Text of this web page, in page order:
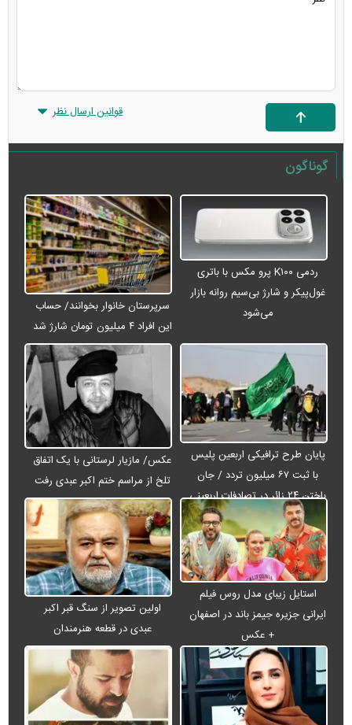
قوانین ارسال نظر
گوناگون
ردمی K۱۰۰ پرو مکس با باتری
غول‌پیکر و شارژ بی‌سیم روانه بازار
می‌شود
سرپرستان خانوار بخوانند/ حساب
این افراد ۴ میلیون تومان شارژ شد
پایان طرح ترافیکی اربعین پلیس
با ثبت ۶۷ میلیون تردد / جان
باختن ۲۴ زائر در تصادفات اربعینی
عکس/ مازیار لرستانی با یک اتفاق
تلخ از مراسم ختم اکبر عبدی رفت
استایل زیبای مدل روس فیلم
ایرانی جزیره جیمز باند در اصفهان
+ عکس
اولین تصویر از سنگ قبر اکبر
عبدی در قطعه هنرمندان